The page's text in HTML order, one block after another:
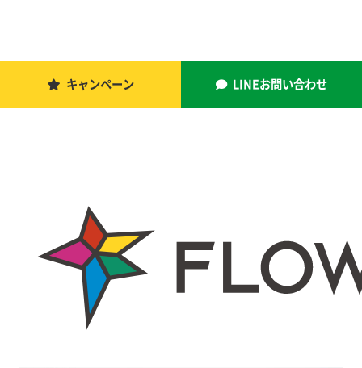
キャンペーン LINEお問い合わせ